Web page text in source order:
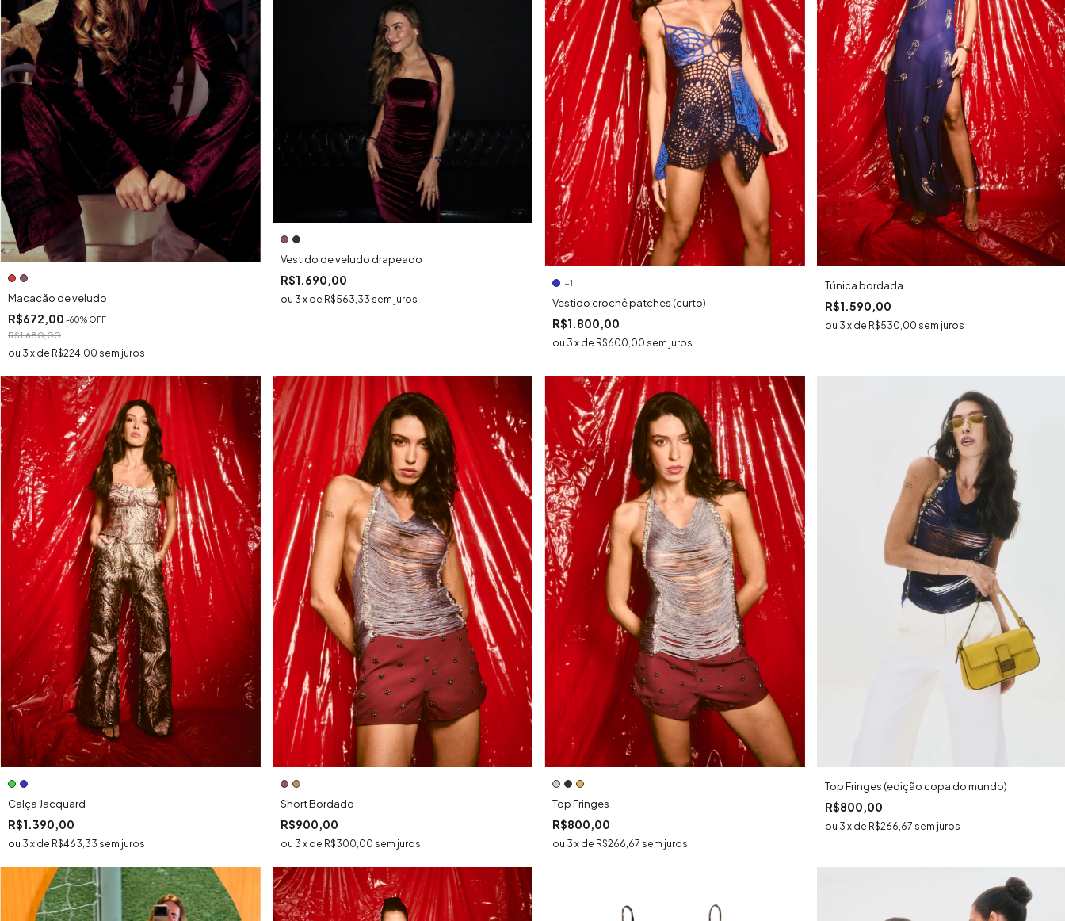
Macacão de veludo
R$672,00 -60% OFF
R$1.680,00
3 x de R$224,00 sem juros
Vestido de veludo drapeado
R$1.690,00
3 x de R$563,33 sem juros
+1
Vestido crochê patches (curto)
R$1.800,00
3 x de R$600,00 sem juros
Túnica bordada
R$1.590,00
3 x de R$530,00 sem juros
Calça Jacquard
R$1.390,00
3 x de R$463,33 sem juros
Short Bordado
R$900,00
3 x de R$300,00 sem juros
Top Fringes
R$800,00
3 x de R$266,67 sem juros
Top Fringes (edição copa do mundo)
R$800,00
3 x de R$266,67 sem juros